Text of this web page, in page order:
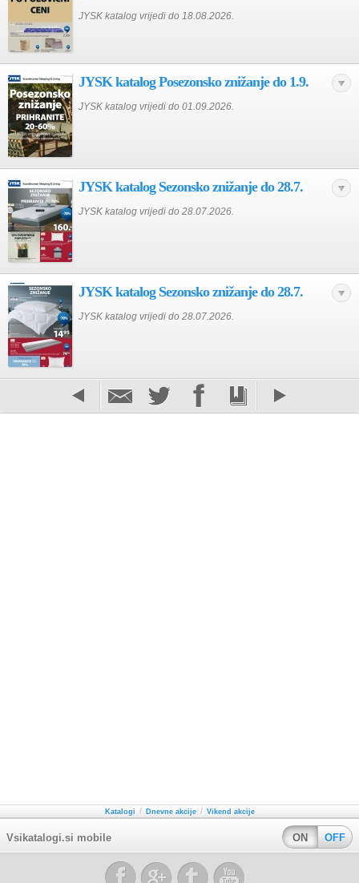
JYSK katalog vrijedi do 18.08.2026.
JYSK katalog Posezonsko znižanje do 1.9.
JYSK katalog vrijedi do 01.09.2026.
JYSK katalog Sezonsko znižanje do 28.7.
JYSK katalog vrijedi do 28.07.2026.
JYSK katalog Sezonsko znižanje do 28.7.
JYSK katalog vrijedi do 28.07.2026.
Katalogi / Dnevne akcije / Vikend akcije
Vsikatalogi.si mobile ON OFF